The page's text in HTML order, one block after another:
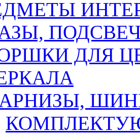
ДЛЯ